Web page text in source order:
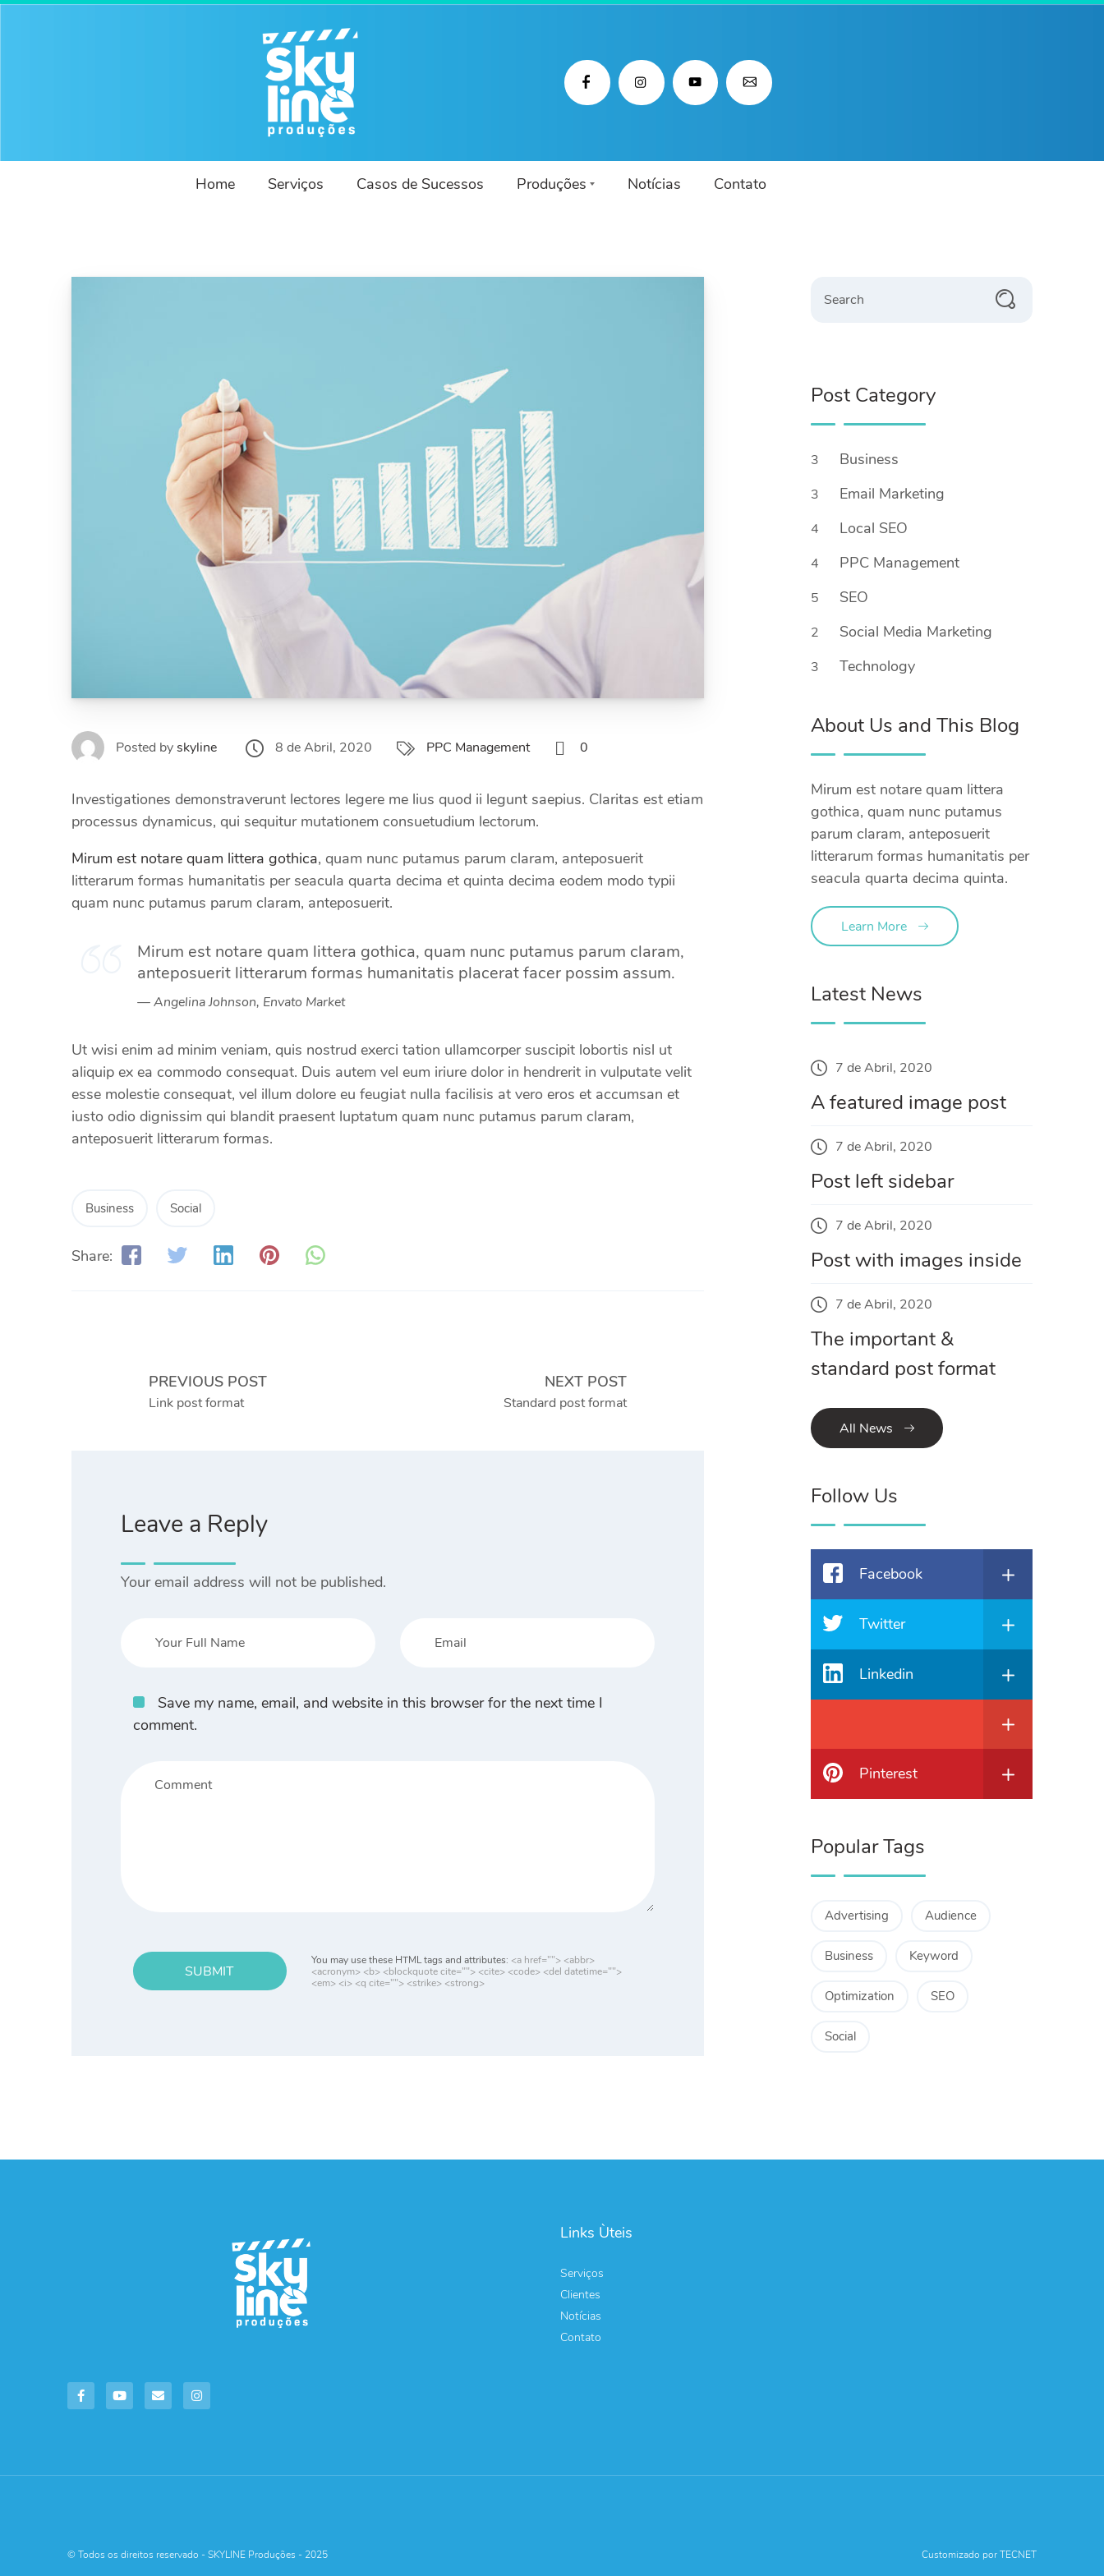
Home Serviços Casos de Sucessos Produções Notícias Contato
Posted byskyline 8 de Abril, 2020 PPC Management 0
Investigationes demonstraverunt lectores legere me lius quod ii legunt saepius. Claritas est etiam
processus dynamicus, qui sequitur mutationem consuetudium lectorum.
Mirum est notare quam littera gothica, quam nunc putamus parum claram, anteposuerit
litterarum formas humanitatis per seacula quarta decima et quinta decima eodem modo typii
quam nunc putamus parum claram, anteposuerit.
Mirum est notare quam littera gothica, quam nunc putamus parum claram,
anteposuerit litterarum formas humanitatis placerat facer possim assum.
Angelina Johnson, Envato Market
Ut wisi enim ad minim veniam, quis nostrud exerci tation ullamcorper suscipit lobortis nisl ut
aliquip ex ea commodo consequat. Duis autem vel eum iriure dolor in hendrerit in vulputate velit
esse molestie consequat, vel illum dolore eu feugiat nulla facilisis at vero eros et accumsan et
iusto odio dignissim qui blandit praesent luptatum quam nunc putamus parum claram,
anteposuerit litterarum formas.
Business Social
Share:
PREVIOUS POST
Link post format
NEXT POST
Standard post format
Leave a Reply
Your email address will not be published.
Save my name, email, and website in this browser for the next time I
comment.
SUBMIT
You may use these HTML tags and attributes: <a href=""> <abbr>
<acronym> <b> <blockquote cite=""> <cite> <code> <del datetime="">
<em> <i> <q cite=""> <strike> <strong>
Post Category
3 Business
3 Email Marketing
4 Local SEO
4 PPC Management
5 SEO
2 Social Media Marketing
3 Technology
About Us and This Blog
Mirum est notare quam littera
gothica, quam nunc putamus
parum claram, anteposuerit
litterarum formas humanitatis per
seacula quarta decima quinta.
Learn More
Latest News
7 de Abril, 2020
A featured image post
7 de Abril, 2020
Post left sidebar
7 de Abril, 2020
Post with images inside
7 de Abril, 2020
The important &
standard post format
All News
Follow Us
Facebook
Twitter
Linkedin
Pinterest
Popular Tags
Advertising Audience
Business Keyword
Optimization SEO
Social
Links Ùteis
Serviços
Clientes
Notícias
Contato
© Todos os direitos reservado - SKYLINE Produções - 2025 Customizado por TECNET